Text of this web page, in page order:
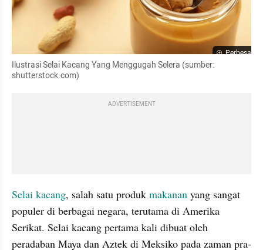
Perbesar
Ilustrasi Selai Kacang Yang Menggugah Selera (sumber:
shutterstock.com)
ADVERTISEMENT
Selai kacang, salah satu produk makanan yang sangat
populer di berbagai negara, terutama di Amerika
Serikat. Selai kacang pertama kali dibuat oleh
peradaban Maya dan Aztek di Meksiko pada zaman pra-